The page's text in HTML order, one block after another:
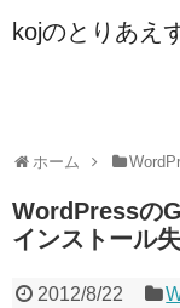
kojのとりあえ
ホーム
WordPressの
インストール
2012/8/22